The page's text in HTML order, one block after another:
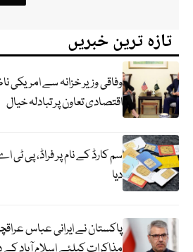
تازہ ترین خبریں
وفاقی وزیر خزانہ سے امریکی
اقتصادی تعاون پر تبادلہ خیال
سم کارڈ کے نام پر فراڈ، پی ٹی
دیا
پاکستان نے ایرانی عباس